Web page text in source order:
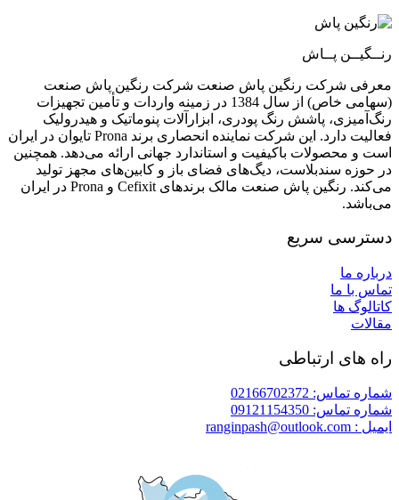
رنــگیــن پــاش
معرفی شرکت رنگین پاش صنعت شرکت رنگین پاش صنعت
(سهامی خاص) از سال 1384 در زمینه واردات و تأمین تجهیزات
رنگ‌آمیزی، پاشش رنگ پودری، ابزارآلات پنوماتیک و هیدرولیک
فعالیت دارد. این شرکت نماینده انحصاری برند Prona تایوان در ایران
است و محصولات باکیفیت و استاندارد جهانی ارائه می‌دهد. همچنین
در حوزه سندبلاست، دیگ‌های فضای باز و کابین‌های مجهز تولید
می‌کند. رنگین پاش صنعت مالک برندهای Cefixit و Prona در ایران
می‌باشد.
دسترسی سریع
درباره ما
تماس با ما
کاتالوگ ها
مقالات
راه های ارتباطی
شماره تماس: 02166702372
شماره تماس: 09121154350
ایمیل : ranginpash@outlook.com